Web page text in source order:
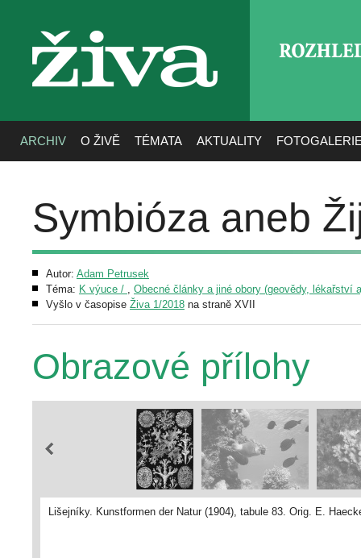
živa
ARCHIV O ŽIVĚ TÉMATA AKTUALITY
Symbióza aneb
Autor: Adam Petrusek
Téma: K výuce / , Obecné články a jiné obory (geovědy, lékařství
Vyšlo v časopise Živa 1/2018 na straně XVII
Obrazové přílohy
Lišejníky. Kunstformen der Natur (1904), tabule 83. Orig. E.